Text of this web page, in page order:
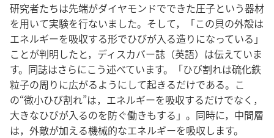
研究者たちは先端がダイヤモンドでできた圧子という器材
を用いて実験を行ないました。そして，「この貝の外殻は
エネルギーを吸収する形でひびが入る造りになっている」
ことが判明したと，ディスカバー誌（英語）は伝えていま
す。同誌はさらにこう述べています。「ひび割れは硫化鉄
粒子の周りに広がるようにして起きるだけである。こ
の“微小ひび割れ”は，エネルギーを吸収するだけでなく，
大きなひびが入るのを防ぐ働きもする」。同時に，中間層
は，外敵が加える機械的なエネルギーを吸収します。